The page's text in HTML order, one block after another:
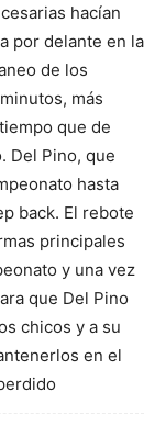
hacían
por delante en la
de los
más
que de
Del Pino, que
hasta
back. El rebote
principales
y una vez
que Del Pino
chicos y a su
en el